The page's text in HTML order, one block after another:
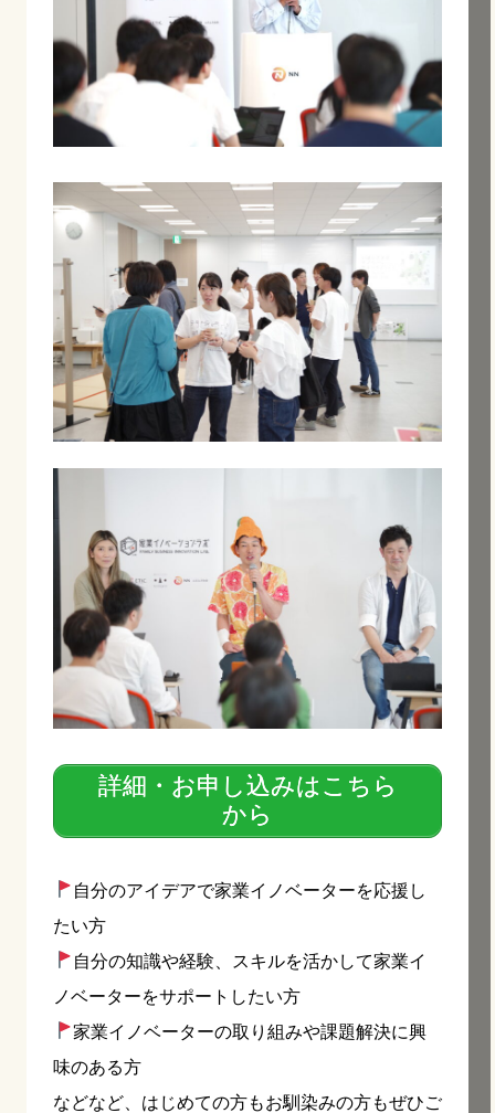
詳細・お申し込みはこちら
から
自分のアイデアで家業イノベーターを応援し
たい方
自分の知識や経験、スキルを活かして家業イ
ノベーターをサポートしたい方
家業イノベーターの取り組みや課題解決に興
味のある方
などなど、はじめての方もお馴染みの方もぜひご